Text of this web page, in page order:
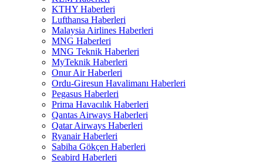
KTHY Haberleri
Lufthansa Haberleri
Malaysia Airlines Haberleri
MNG Haberleri
MNG Teknik Haberleri
MyTeknik Haberleri
Onur Air Haberleri
Ordu-Giresun Havalimanı Haberleri
Pegasus Haberleri
Prima Havacılık Haberleri
Qantas Airways Haberleri
Qatar Airways Haberleri
Ryanair Haberleri
Sabiha Gökçen Haberleri
Seabird Haberleri